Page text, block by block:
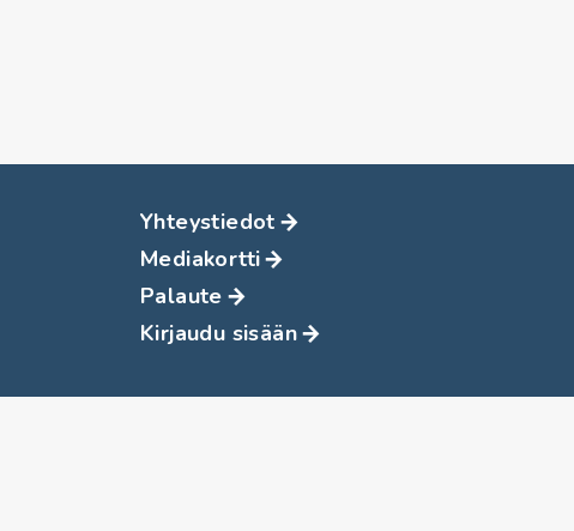
Yhteystiedot
Mediakortti
Palaute
Kirjaudu sisään